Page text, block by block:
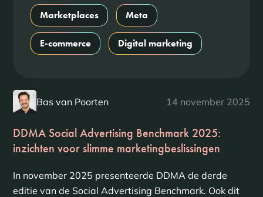
Marketplaces Meta
E-commerce Digital marketing
Bas van Poorten 14 november 2025
DDMA Social Advertising Benchmark 2025:
inzichten voor slimme marketingbeslissingen
In november 2025 presenteerde DDMA de derde
editie van de Social Advertising Benchmark. Ook dit